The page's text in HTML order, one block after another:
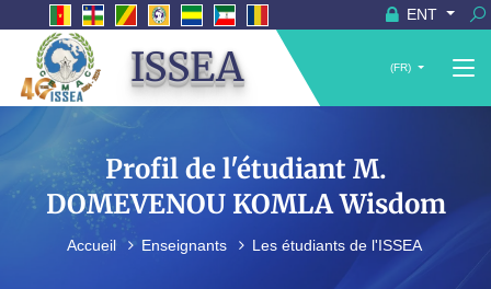
ENT
ISSEA (FR)
Profil de l'étudiant M.
DOMEVENOU KOMLA Wisdom
Accueil Enseignants Les étudiants de l'ISSEA